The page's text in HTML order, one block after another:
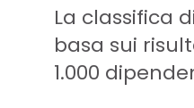
La classifica
basa sui
1.000